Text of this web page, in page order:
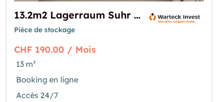
13.2m2 Lagerraum Suhr - Gönhardweg 13B (VERFÜGBAR AB ANFANG OKTOBER)
Pièce de stockage
CHF 190.00 / Mois
13 m²
Booking en ligne
Accès 24/7